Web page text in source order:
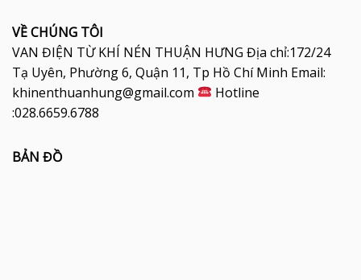
VỀ CHÚNG TÔI
VAN ĐIỆN TỪ KHÍ NÉN THUẬN HƯNG Địa chỉ:172/24
Tạ Uyên, Phường 6, Quận 11, Tp Hồ Chí Minh Email:
khinenthuanhung@gmail.com
Hotline
:028.6659.6788
BẢN ĐỒ